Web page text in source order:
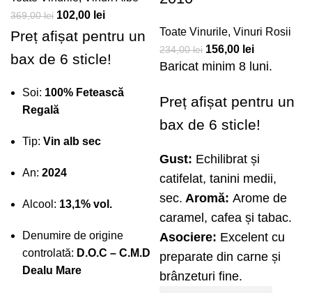
369,00lei 102,00 lei
Preț afișat pentru un
bax de 6 sticle!
Soi: 100% Fetească
Regală
Tip: Vin alb sec
An: 2024
Alcool: 13,1% vol.
Denumire de origine
controlată: D.O.C – C.M.D
Dealu Mare
Toate Vinurile, Vinuri Rosii
234,00lei 156,00 lei
Baricat minim 8 luni.
Preț afișat pentru un
bax de 6 sticle!
Gust: Echilibrat și
catifelat, tanini medii,
sec. Aromă: Arome de
caramel, cafea și tabac.
Asociere: Excelent cu
preparate din carne și
brânzeturi fine.